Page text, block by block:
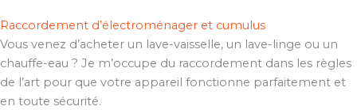
Raccordement d’électroménager et cumulus
Vous venez d’acheter un lave-vaisselle, un lave-linge ou un
chauffe-eau ? Je m’occupe du raccordement dans les règles
de l’art pour que votre appareil fonctionne parfaitement et
en toute sécurité.